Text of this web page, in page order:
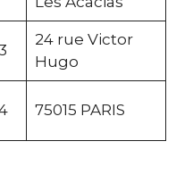
24 rue Victor
Hugo
75015 PARIS